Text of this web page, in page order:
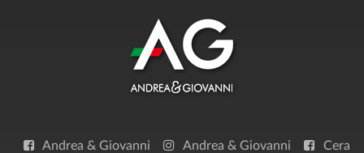
Andrea & Giovanni Andrea & Giovanni Cera